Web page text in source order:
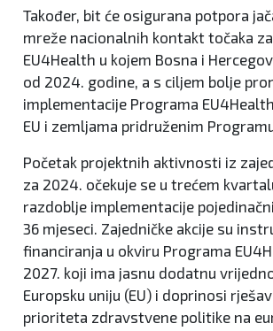
Također, bit će osigurana potpora
mreže nacionalnih kontakt točaka
EU4Health u kojem Bosna i
od 2024. godine, a s ciljem bolje
implementacije Programa
EU i zemljama pridruženim
Početak projektnih aktivnosti iz
za 2024. očekuje se u trećem
razdoblje implementacije
36 mjeseci. Zajedničke akcije su
financiranja u okviru Programa
2027. koji ima jasnu dodatnu
Europsku uniju (EU) i doprinosi
prioriteta zdravstvene politike na